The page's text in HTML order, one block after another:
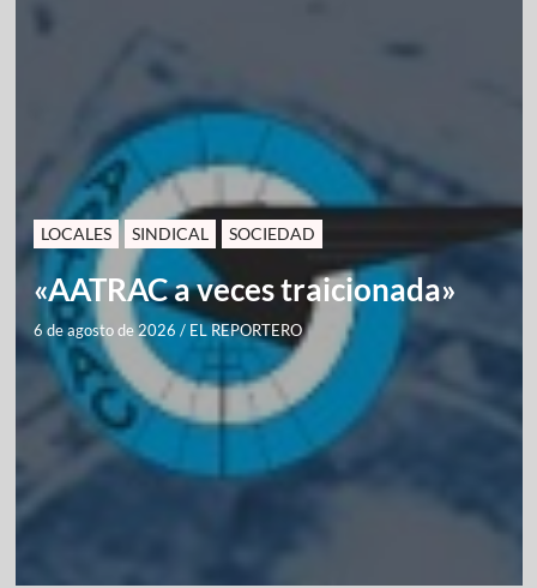
LOCALES SINDICAL SOCIEDAD
«AATRAC a veces traicionada»
6 de agosto de 2026 / EL REPORTERO